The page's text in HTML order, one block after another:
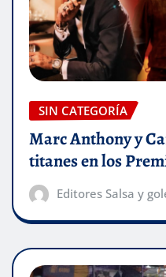
SIN CATEGORÍA
Marc Anthony y
titanes en los
Editores Salsa y